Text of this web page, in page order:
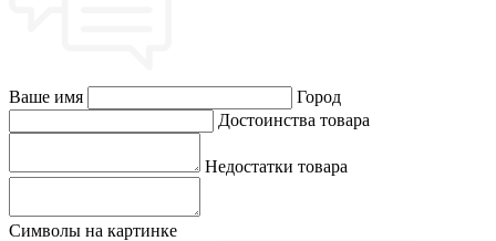
Ваше имя
Город
Достоинства товара
Недостатки товара
Символы на картинке